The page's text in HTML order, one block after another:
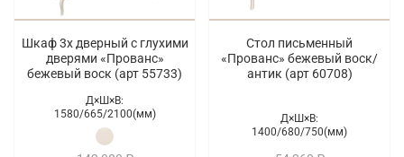
Шкаф 3х дверный с глухими
дверями «Прованс»
бежевый воск (арт 55733)
Д×Ш×В:
1580/665/2100(мм)
Стол письменный
«Прованс» бежевый воск/
антик (арт 60708)
Д×Ш×В:
1400/680/750(мм)